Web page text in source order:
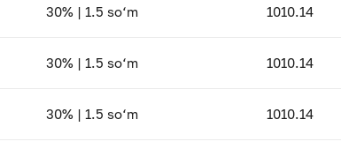
30% | 1.5 so‘m 1010.14
30% | 1.5 so‘m 1010.14
30% | 1.5 so‘m 1010.14